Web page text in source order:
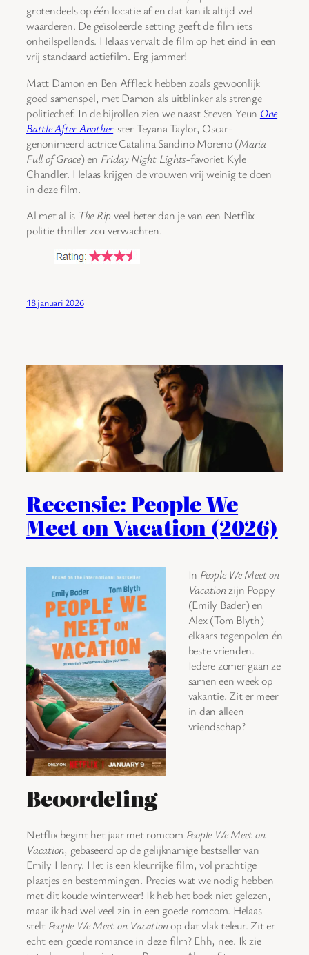
grotendeels op één locatie af en dat kan ik altijd wel
waarderen. De geïsoleerde setting geeft de film iets
onheilspellends. Helaas vervalt de film op het eind in een
vrij standaard actiefilm. Erg jammer!
Matt Damon en Ben Affleck hebben zoals gewoonlijk
goed samenspel, met Damon als uitblinker als strenge
politiechef. In de bijrollen zien we naast Steven Yeun One
Battle After Another-ster Teyana Taylor, Oscar-
genonimeerd actrice Catalina Sandino Moreno (Maria
Full of Grace) en Friday Night Lights-favoriet Kyle
Chandler. Helaas krijgen de vrouwen vrij weinig te doen
in deze film.
Al met al is The Rip veel beter dan je van een Netflix
politie thriller zou verwachten.
18 januari 2026
Recensie: People We
Meet on Vacation (2026)
In People We Meet on
Vacationzijn Poppy
(Emily Bader) en
Alex (Tom Blyth)
elkaars tegenpolen én
beste vrienden.
Iedere zomer gaan ze
samen een week op
vakantie. Zit er meer
in dan alleen
vriendschap?
Beoordeling
Netflix begint het jaar met romcom People We Meet on
Vacation, gebaseerd op de gelijknamige bestseller van
Emily Henry. Het is een kleurrijke film, vol prachtige
plaatjes en bestemmingen. Precies wat we nodig hebben
met dit koude winterweer! Ik heb het boek niet gelezen,
maar ik had wel veel zin in een goede romcom. Helaas
stelt People We Meet on Vacationop dat vlak teleur. Zit er
echt een goede romance in deze film? Ehh, nee. Ik zie